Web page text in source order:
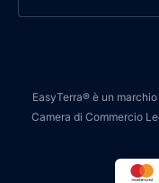
EasyTerra® è un
Camera di Commercio